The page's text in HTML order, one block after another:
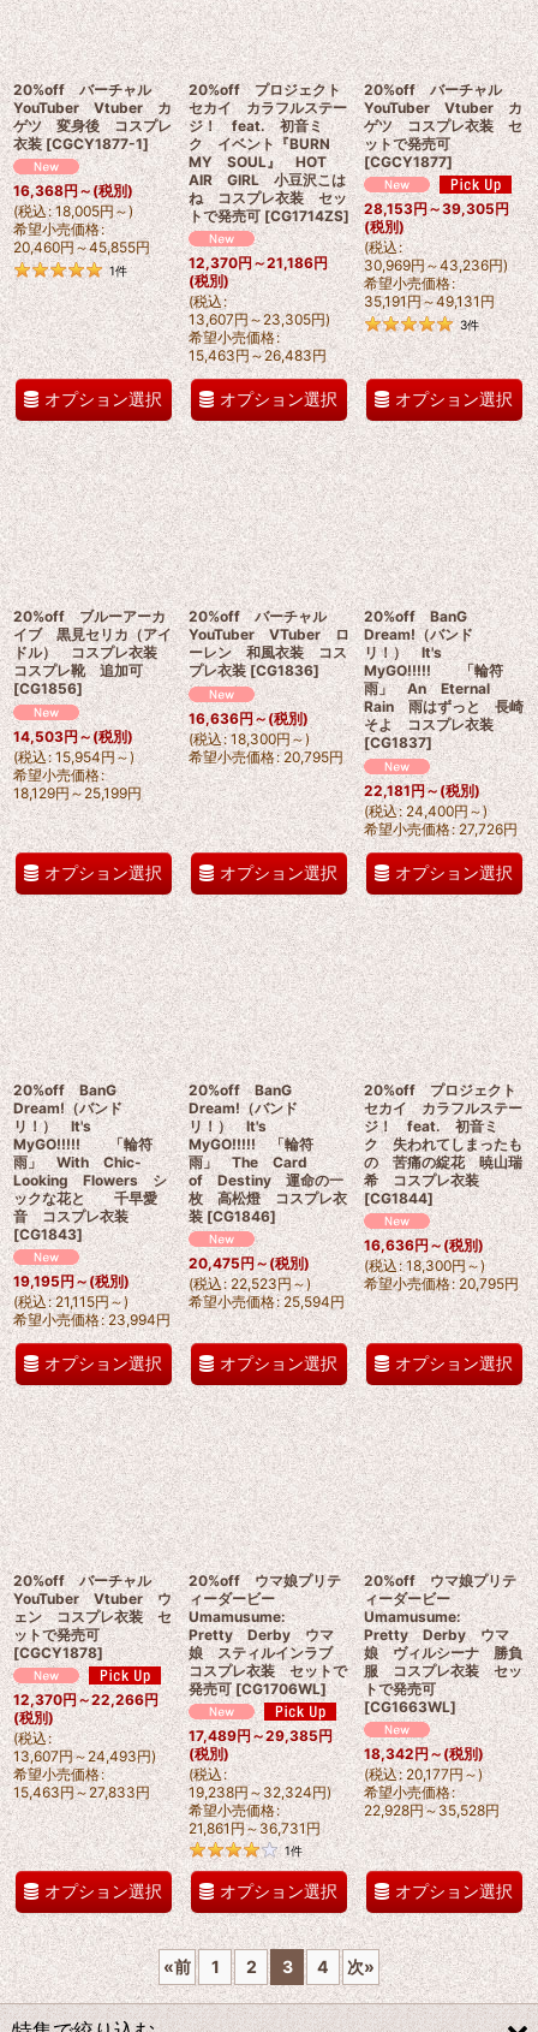
20%off バーチャル
YouTuber Vtuber カ
ゲツ 変身後 コスプレ
衣装 [CGCY1877-1]
16,368円～(税別)
(税込: 18,005円～)
希望小売価格:
20,460円～45,855円
1件
オプション選択
20%off プロジェクト
セカイ カラフルステー
ジ！ feat. 初音ミ
ク イベント『BURN
MY SOUL』 HOT
AIR GIRL 小豆沢こは
ね コスプレ衣装 セッ
トで発売可 [CG1714ZS]
12,370円～21,186円
(税別)
(税込:
13,607円～23,305円)
希望小売価格:
15,463円 ～26,483円
オプション選択
20%off バーチャル
YouTuber Vtuber カ
ゲツ コスプレ衣装 セ
ットで発売可
[CGCY1877]
28,153円～39,305円
(税別)
(税込:
30,969円～43,236円)
希望小売価格:
35,191円～49,131円
3件
オプション選択
20%off ブルーアーカ
イブ 黒見セリカ（アイ
ドル） コスプレ衣装
コスプレ靴 追加可
[CG1856]
14,503円～(税別)
(税込: 15,954円～)
希望小売価格:
18,129円～25,199円
オプション選択
20%off バーチャル
YouTuber VTuber ロ
ーレン 和風衣装 コス
プレ衣装 [CG1836]
16,636円～(税別)
(税込: 18,300円～)
希望小売価格: 20,795円
オプション選択
20%off BanG
Dream!（バンド
リ！） It's
MyGO!!!!! 「輪符
雨」 An Eternal
Rain 雨はずっと 長崎
そよ コスプレ衣装
[CG1837]
22,181円～ (税別)
(税込: 24,400円 ～)
希望小売価格: 27,726円
オプション選択
20%off BanG
Dream!（バンド
リ！） It's
MyGO!!!!! 「輪符
雨」 With Chic-
Looking Flowers シ
ックな花と 千早愛
音 コスプレ衣装
[CG1843]
19,195円～(税別)
(税込: 21,115円～)
希望小売価格: 23,994円
オプション選択
20%off BanG
Dream!（バンド
リ！） It's
MyGO!!!!! 「輪符
雨」 The Card
of Destiny 運命の一
枚 高松燈 コスプレ衣
装 [CG1846]
20,475円～(税別)
(税込: 22,523円～)
希望小売価格: 25,594円
オプション選択
20%off プロジェクト
セカイ カラフルステー
ジ！ feat. 初音ミ
ク 失われてしまったも
の 苦痛の綻花 暁山瑞
希 コスプレ衣装
[CG1844]
16,636円～(税別)
(税込: 18,300円～)
希望小売価格: 20,795円
オプション選択
20%off バーチャル
YouTuber Vtuber ウ
ェン コスプレ衣装 セ
ットで発売可
[CGCY1878]
12,370円～22,266円
(税別)
(税込:
13,607円～24,493円)
希望小売価格:
15,463円～27,833円
オプション選択
20%off ウマ娘プリテ
ィーダービー
Umamusume:
Pretty Derby ウマ
娘 スティルインラブ
コスプレ衣装 セットで
発売可 [CG1706WL]
17,489円～29,385円
(税別)
(税込:
19,238円～32,324円)
希望小売価格:
21,861円～36,731円
1件
オプション選択
20%off ウマ娘プリテ
ィーダービー
Umamusume:
Pretty Derby ウマ
娘 ヴィルシーナ 勝負
服 コスプレ衣装 セッ
トで発売可
[CG1663WL]
18,342円～(税別)
(税込: 20,177円～)
希望小売価格:
22,928円～35,528円
オプション選択
«前 1 2 3 4 次»